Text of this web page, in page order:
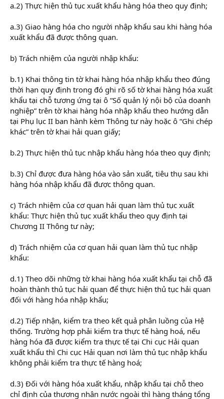
a.2) Thực hiện thủ tục xuất khẩu hàng hóa theo quy định;
a.3) Giao hàng hóa cho người nhập khẩu sau khi hàng hóa
xuất khẩu đã được thông quan.
b) Trách nhiệm của người nhập khẩu:
b.1) Khai thông tin tờ khai hàng hóa nhập khẩu theo đúng
thời hạn quy định trong đó ghi rõ số tờ khai hàng hóa xuất
khẩu tại chỗ tương ứng tại ô “Số quản lý nội bộ của doanh
nghiệp” trên tờ khai hàng hóa nhập khẩu theo hướng dẫn
tại Phụ lục II ban hành kèm Thông tư này hoặc ô “Ghi chép
khác” trên tờ khai hải quan giấy;
b.2) Thực hiện thủ tục nhập khẩu hàng hóa theo quy định;
b.3) Chỉ được đưa hàng hóa vào sản xuất, tiêu thụ sau khi
hàng hóa nhập khẩu đã được thông quan.
c) Trách nhiệm của cơ quan hải quan làm thủ tục xuất
khẩu: Thực hiện thủ tục xuất khẩu theo quy định tại
Chương II Thông tư này;
d) Trách nhiệm của cơ quan hải quan làm thủ tục nhập
khẩu:
d.1) Theo dõi những tờ khai hàng hóa xuất khẩu tại chỗ đã
hoàn thành thủ tục hải quan để thực hiện thủ tục hải quan
đối với hàng hóa nhập khẩu;
d.2) Tiếp nhận, kiểm tra theo kết quả phân luồng của Hệ
thống. Trường hợp phải kiểm tra thực tế hàng hoá, nếu
hàng hóa đã được kiểm tra thực tế tại Chi cục Hải quan
xuất khẩu thì Chi cục Hải quan nơi làm thủ tục nhập khẩu
không phải kiểm tra thực tế hàng hoá;
d.3) Đối với hàng hóa xuất khẩu, nhập khẩu tại chỗ theo
chỉ định của thương nhân nước ngoài thì hàng tháng tổng